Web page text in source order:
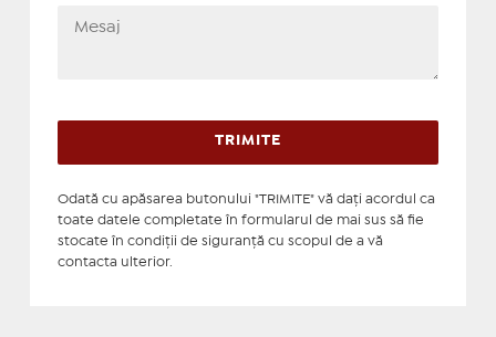
Odată cu apăsarea butonului "TRIMITE" vă daţi acordul ca
toate datele completate în formularul de mai sus să fie
stocate în condiţii de siguranţă cu scopul de a vă
contacta ulterior.